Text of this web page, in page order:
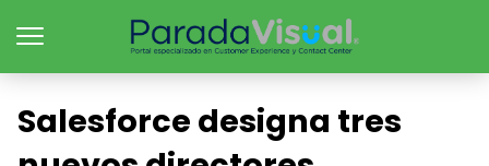
Salesforce designa tres